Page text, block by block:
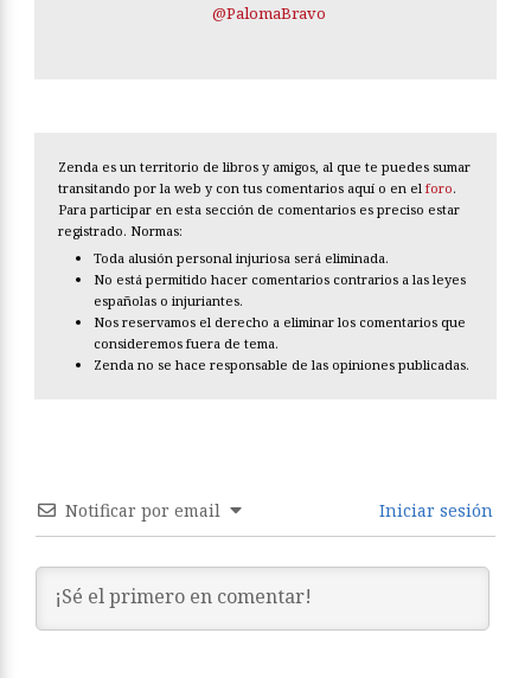
@PalomaBravo
Zenda es un territorio de libros y amigos, al que te puedes sumar
transitando por la web y con tus comentarios aquí o en el foro.
Para participar en esta sección de comentarios es preciso estar
registrado. Normas:
Toda alusión personal injuriosa será eliminada.
No está permitido hacer comentarios contrarios a las leyes
españolas o injuriantes.
Nos reservamos el derecho a eliminar los comentarios que
consideremos fuera de tema.
Zenda no se hace responsable de las opiniones publicadas.
Notificar por email Iniciar sesión